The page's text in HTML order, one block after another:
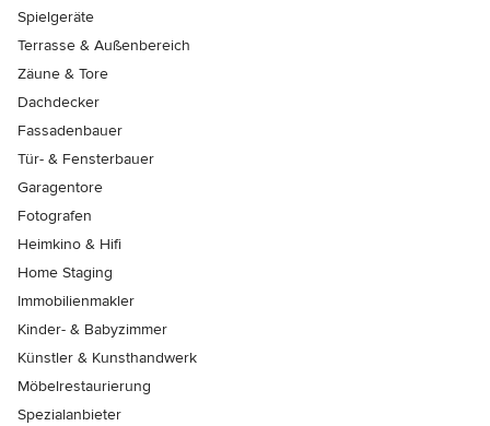
Spielgeräte
Terrasse & Außenbereich
Zäune & Tore
Dachdecker
Fassadenbauer
Tür- & Fensterbauer
Garagentore
Fotografen
Heimkino & Hifi
Home Staging
Immobilienmakler
Kinder- & Babyzimmer
Künstler & Kunsthandwerk
Möbelrestaurierung
Spezialanbieter